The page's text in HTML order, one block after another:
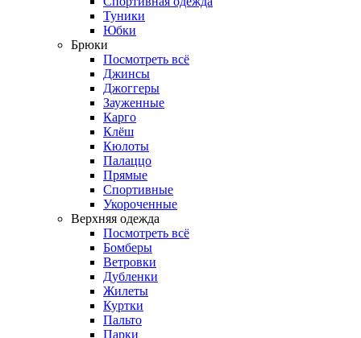
Туники
Юбки
Брюки
Посмотреть всё
Джинсы
Джоггеры
Зауженные
Карго
Клёш
Кюлоты
Палаццо
Прямые
Спортивные
Укороченные
Верхняя одежда
Посмотреть всё
Бомберы
Ветровки
Дубленки
Жилеты
Куртки
Пальто
Парки